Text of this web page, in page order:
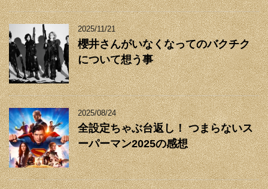
2025/11/21
櫻井さんがいなくなってのバクチク
について想う事
2025/08/24
全設定ちゃぶ台返し！ つまらないス
ーパーマン2025の感想